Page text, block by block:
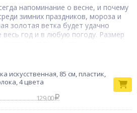
напоминание о весне, и почему
зимних праздников, мороза и
золотая ветка будет удачно
весь год и в любую погоду. Размер
искусственная, 85 см, пластик,
4 цвета
129.00